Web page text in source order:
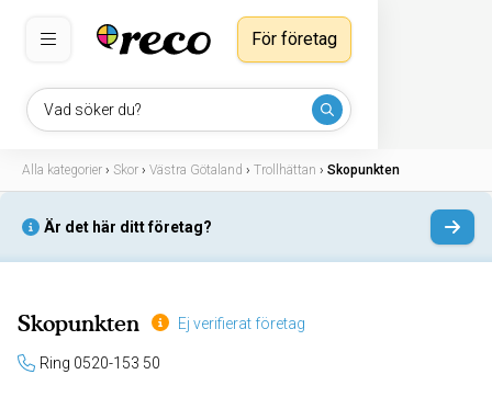
Vad söker du?
För företag
Alla kategorier › Skor › Västra Götaland › Trollhättan › Skopunkten
Är det här ditt företag?
Skopunkten Ej verifierat företag
Ring 0520-153 50